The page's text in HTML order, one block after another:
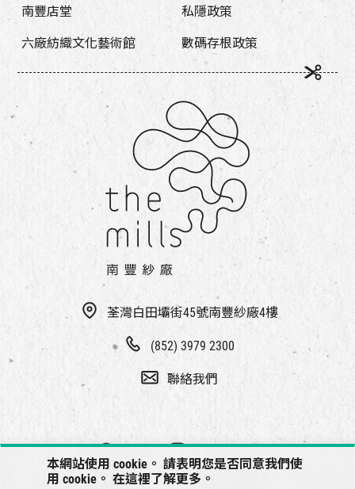
本網站使用 cookie。 請表明您是否同意我們使
用 cookie。 在這裡了解更多。
荃灣白田壩街45號南豐紗廠4樓
(852) 3979 2300
聯絡我們
南豐店堂
六廠紡織文化藝術館
私隱政策
數碼存根政策